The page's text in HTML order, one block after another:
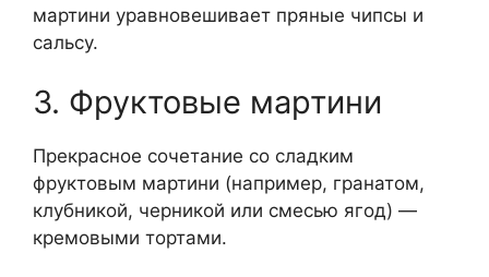
мартини уравновешивает пряные чипсы и
сальсу.
3. Фруктовые мартини
Прекрасное сочетание со сладким
фруктовым мартини (например, гранатом,
клубникой, черникой или смесью ягод) —
кремовыми тортами.